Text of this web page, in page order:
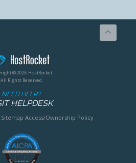
© 2026 HostRocket
All Rights Reserved.
NEED HELP?
HELPDESK
Sitemap Access/Ownership Policy